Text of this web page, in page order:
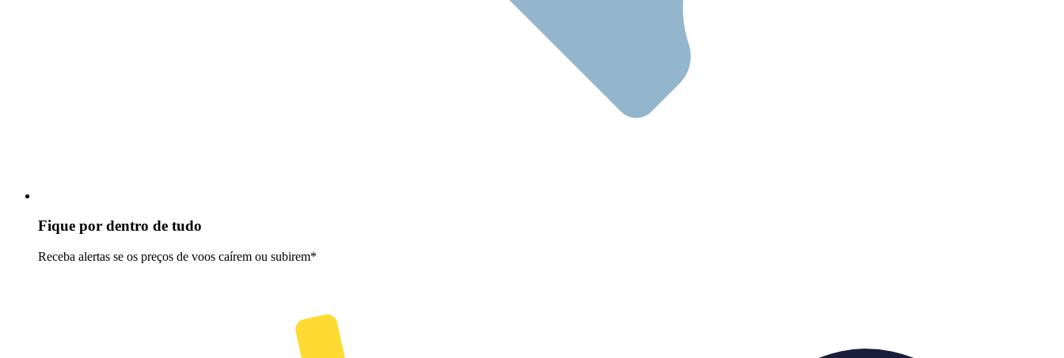
Fique por dentro de tudo
Receba alertas se os preços de voos caírem ou subirem*